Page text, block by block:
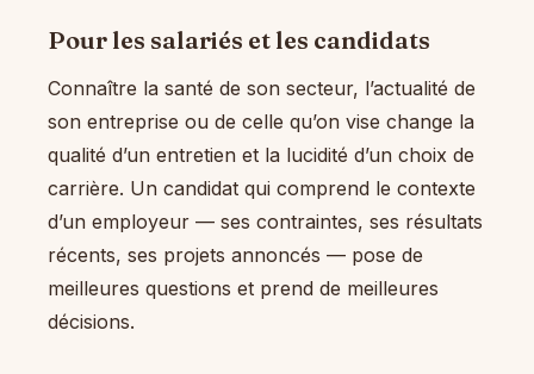
Pour les salariés et les candidats
Connaître la santé de son secteur, l’actualité de
son entreprise ou de celle qu’on vise change la
qualité d’un entretien et la lucidité d’un choix de
carrière. Un candidat qui comprend le contexte
d’un employeur — ses contraintes, ses résultats
récents, ses projets annoncés — pose de
meilleures questions et prend de meilleures
décisions.